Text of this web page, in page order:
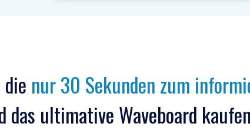
nur 30 Sekunden zum
das ultimative Waveboard